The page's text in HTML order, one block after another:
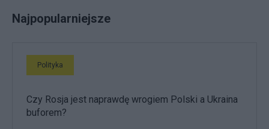
Najpopularniejsze
Polityka
Czy Rosja jest naprawdę wrogiem Polski a Ukraina
buforem?